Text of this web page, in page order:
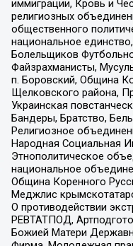
иммиграции, Кровь и
религиозных
общественного
национальное
Болельщиков
Файзрахманисты,
п. Боровский, Община
Щелковского района,
Украинская
Бандеры, Братство,
Религиозное
Народная Социальная
Этнополитическое
национальное
Община Коренного
Меджлис
О противодействии
РЕВТАТПОД,
Божией Матери